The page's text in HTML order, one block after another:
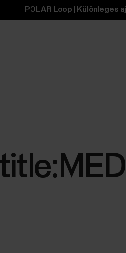
POLAR Loop | Különleges